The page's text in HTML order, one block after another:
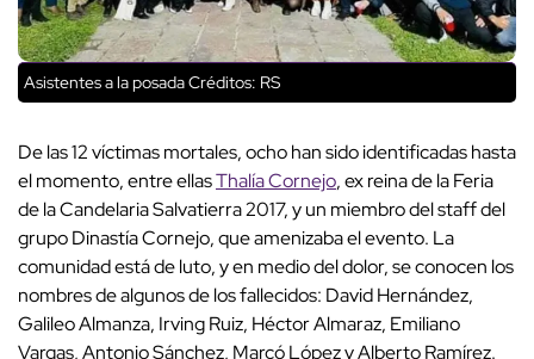
Asistentes a la posada Créditos: RS
De las 12 víctimas mortales, ocho han sido identificadas hasta
el momento, entre ellasThalía Cornejo, ex reina de la Feria
de la Candelaria Salvatierra 2017, y un miembro del staff del
grupo Dinastía Cornejo, que amenizaba el evento. La
comunidad está de luto, y en medio del dolor, se conocen los
nombres de algunos de los fallecidos: David Hernández,
Galileo Almanza, Irving Ruiz, Héctor Almaraz, Emiliano
Vargas, Antonio Sánchez, Marcó López y Alberto Ramírez.